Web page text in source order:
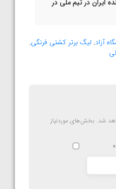
ایران در تیم ملی در
آزاد, لیگ برتر کشتی فرنگی,
شد. بخش‌های موردنیاز
*